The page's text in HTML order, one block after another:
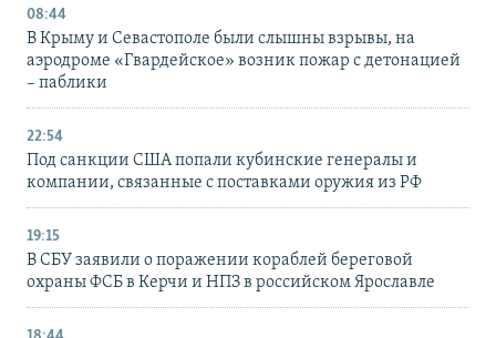
08:44
В Крыму и Севастополе были слышны взрывы, на
аэродроме «Гвардейское» возник пожар с детонацией
– паблики
22:54
Под санкции США попали кубинские генералы и
компании, связанные с поставками оружия из РФ
19:15
В СБУ заявили о поражении кораблей береговой
охраны ФСБ в Керчи и НПЗ в российском Ярославле